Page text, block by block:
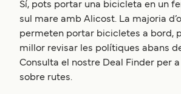
Sí, pots portar una bicicleta en un
sul mare amb Alicost. La majoria
permeten portar bicicletes a bord,
millor revisar les polítiques abans
Consulta el nostre Deal Finder per
sobre rutes.